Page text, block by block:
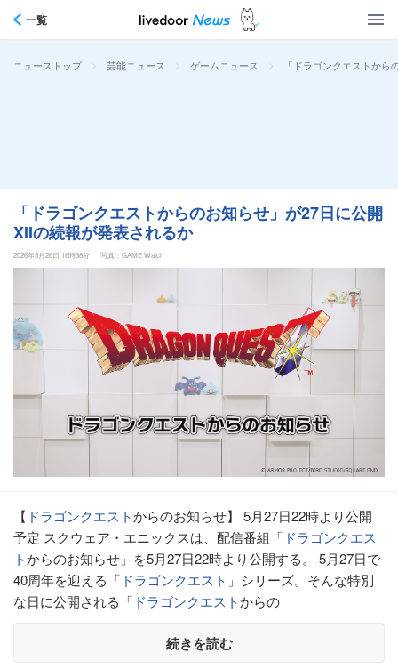
一覧
ニューストップ > 芸能ニュース > ゲームニュース > 「ドラゴンクエストか
「ドラゴンクエストからのお知らせ」が27日に公開
XIIの続報が発表されるか
2026年5月26日 16時38分 写真：GAME Watch
【 ドラゴンクエストからのお知らせ】 5月27日22時より公開
予定 スクウェア・エニックスは、配信番組「 ドラゴンクエス
トからのお知らせ」を5月27日22時より公開する。 5月27日で
40周年を迎える「 ドラゴンクエスト 」シリーズ。そんな特別
な日に公開される「 ドラゴンクエストからの
続きを読む